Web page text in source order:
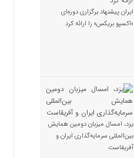
ایران پیشنهاد برگزاری دوره‌ای
«اکسپو بریکس» را ارائه کرد
یزد، امسال میزبان دومین همایش
بین‌المللی سرمایه‌گذاری ایران و
آفریقاست